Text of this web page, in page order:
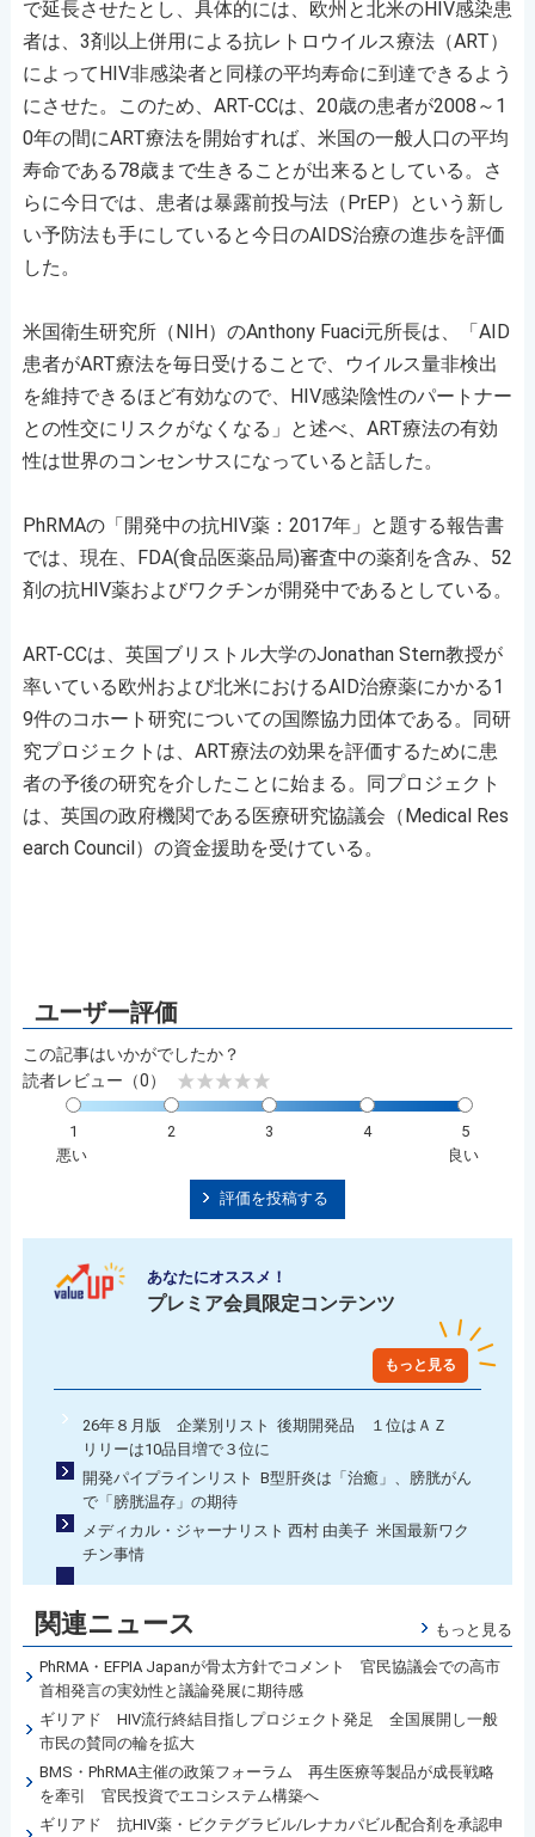
で延長させたとし、具体的には、欧州と北米のHIV感染患
者は、3剤以上併用による抗レトロウイルス療法（ART）
によってHIV非感染者と同様の平均寿命に到達できるよう
にさせた。このため、ART-CCは、20歳の患者が2008～1
0年の間にART療法を開始すれば、米国の一般人口の平均
寿命である78歳まで生きることが出来るとしている。さ
らに今日では、患者は暴露前投与法（PrEP）という新し
い予防法も手にしていると今日のAIDS治療の進歩を評価
した。
米国衛生研究所（NIH）のAnthony Fuaci元所長は、「AID
患者がART療法を毎日受けることで、ウイルス量非検出
を維持できるほど有効なので、HIV感染陰性のパートナー
との性交にリスクがなくなる」と述べ、ART療法の有効
性は世界のコンセンサスになっていると話した。
PhRMAの「開発中の抗HIV薬：2017年」と題する報告書
では、現在、FDA(食品医薬品局)審査中の薬剤を含み、52
剤の抗HIV薬およびワクチンが開発中であるとしている。
ART-CCは、英国ブリストル大学のJonathan Stern教授が
率いている欧州および北米におけるAID治療薬にかかる1
9件のコホート研究についての国際協力団体である。同研
究プロジェクトは、ART療法の効果を評価するために患
者の予後の研究を介したことに始まる。同プロジェクト
は、英国の政府機関である医療研究協議会（Medical Res
earch Council）の資金援助を受けている。
この記事はいかがでしたか？
読者レビュー（0）
1 2 3 4
5
悪い
良い
評価を投稿する
あなたにオススメ！
プレミア会員限定コンテンツ
もっと見る
26年８月版 企業別リスト 後期開発品 １位はＡＺ
リリーは10品目増で３位に
開発パイプラインリスト B型肝炎は「治癒」、膀胱がん
で「膀胱温存」の期待
メディカル・ジャーナリスト 西村 由美子 米国最新ワク
チン事情
関連ニュース もっと見る
PhRMA・EFPIA Japanが骨太方針でコメント 官民協議会での高市
首相発言の実効性と議論発展に期待感
ギリアド HIV流行終結目指しプロジェクト発足 全国展開し一般
市民の賛同の輪を拡大
BMS・PhRMA主催の政策フォーラム 再生医療等製品が成長戦略
を牽引 官民投資でエコシステム構築へ
ギリアド 抗HIV薬・ビクテグラビル/レナカパビル配合剤を承認申